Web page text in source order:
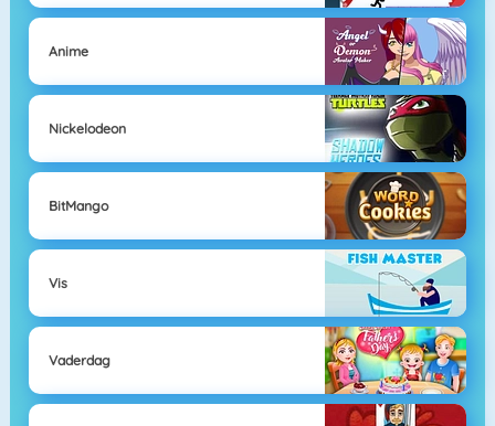
Anime
Nickelodeon
BitMango
Vis
Vaderdag